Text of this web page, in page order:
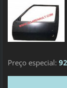
Preço especial: